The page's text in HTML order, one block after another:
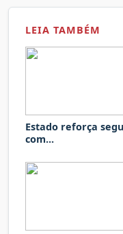
LEIA TAMBÉM
Estado reforça
com...